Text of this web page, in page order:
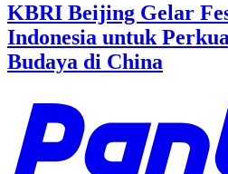
KBRI Beijing Gelar
Indonesia untuk
Budaya di China